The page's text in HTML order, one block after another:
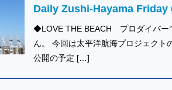
Daily Zushi-Hayama Friday
◆LOVE THE BEACH プロダイバー
ん。 今回は太平洋航海プロジェク
公開の予定 […]